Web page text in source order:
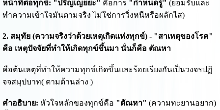
หน้าที่ต่อทุกข์: "ปริญเญยยะ" คือการ "กำหนดรู้" (ยอมรับและ
ทำความเข้าใจมันตามจริง ไม่ใช่การวิ่งหนีหรือผลักไส)
2. สมุทัย (ความจริงว่าด้วยเหตุเกิดแห่งทุกข์) - "สาเหตุของโรค"
คือ เหตุปัจจัยที่ทำให้เกิดทุกข์ขึ้นมา นั่นก็คือ ตัณหา
คือต้นเหตุที่ทำให้ความทุกข์เกิดขึ้นและร้อยเรียงกันเป็นวงจรปฏิ
จจสมุปบาท( ตามด้านล่าง )
คำอธิบาย: หัวใจหลักของทุกข์คือ "ตัณหา" (ความทะยานอยาก)